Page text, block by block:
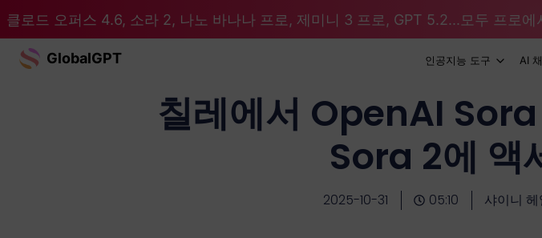
클로드 오퍼스 4.6, 소라 2, 나노 바나나 프로, 제미니 3 프로, GPT 5.2...모두 프로
GlobalGPT 인공지능 도구 AI
칠레에서 OpenAI
Sora 2에 액
2025-10-31 05:10 샤이니 헤